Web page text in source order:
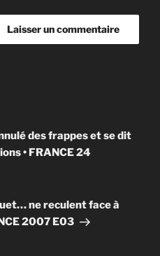
des frappes et se dit
• FRANCE 24
ne reculent face à
2007 E03